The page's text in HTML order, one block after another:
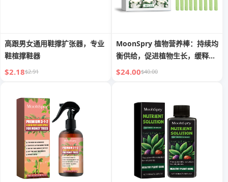
高跟男女通用鞋撑扩张器，专业
鞋楦撑鞋器
$2.18$2.91
MoonSpry 植物营养棒：持续均
衡供给，促进植物生长，缓释养
分
$24.00$40.00